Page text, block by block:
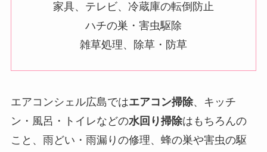
家具、テレビ、冷蔵庫の転倒防止
ハチの巣・害虫駆除
雑草処理、除草・防草
エアコンシェル広島ではエアコン掃除、キッチ
ン・風呂・トイレなどの水回り掃除はもちろんの
こと、雨どい・雨漏りの修理、蜂の巣や害虫の駆